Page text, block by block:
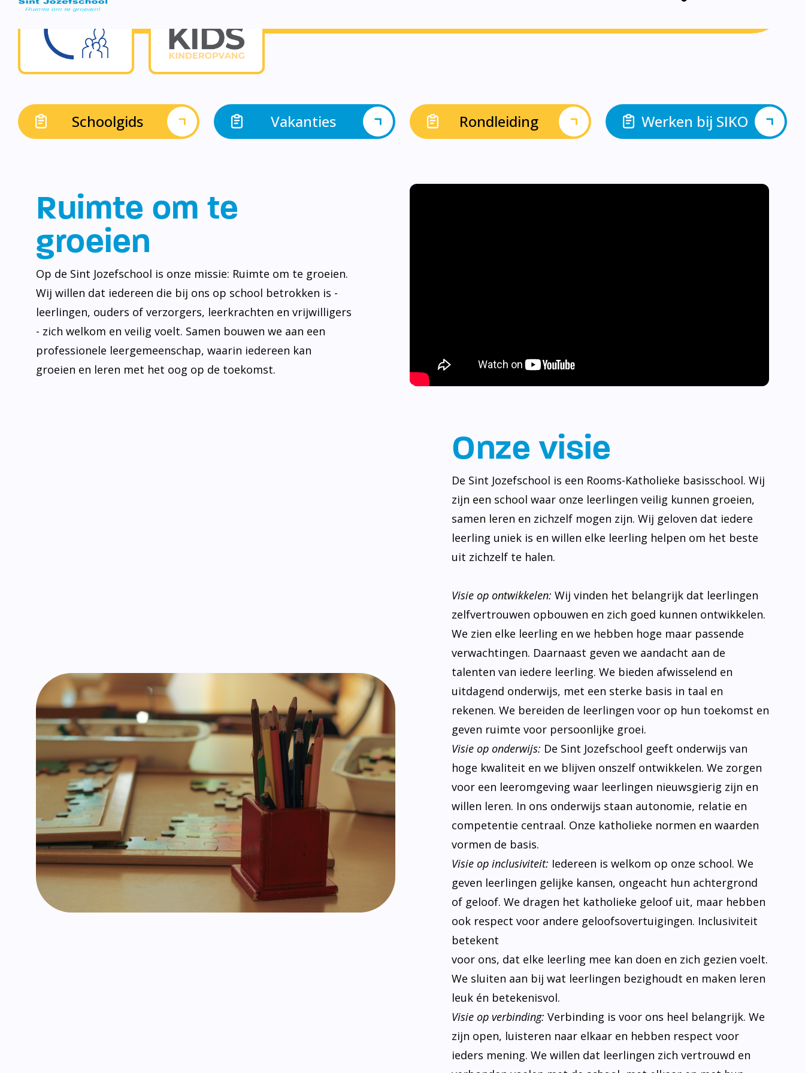
Schoolgids Vakanties Rondleiding Werken bij SIKO
Ruimte om te
groeien
Op de Sint Jozefschool is onze missie: Ruimte om te groeien.
Wij willen dat iedereen die bij ons op school betrokken is -
leerlingen, ouders of verzorgers, leerkrachten en vrijwilligers
- zich welkom en veilig voelt. Samen bouwen we aan een
professionele leergemeenschap, waarin iedereen kan
groeien en leren met het oog op de toekomst.
Onze visie
De Sint Jozefschool is een Rooms-Katholieke basisschool. Wij
zijn een school waar onze leerlingen veilig kunnen groeien,
samen leren en zichzelf mogen zijn. Wij geloven dat iedere
leerling uniek is en willen elke leerling helpen om het beste
uit zichzelf te halen.
Visie op ontwikkelen: Wij vinden het belangrijk dat leerlingen
zelfvertrouwen opbouwen en zich goed kunnen ontwikkelen.
We zien elke leerling en we hebben hoge maar passende
verwachtingen. Daarnaast geven we aandacht aan de
talenten van iedere leerling. We bieden afwisselend en
uitdagend onderwijs, met een sterke basis in taal en
rekenen. We bereiden de leerlingen voor op hun toekomst en
geven ruimte voor persoonlijke groei.
Visie op onderwijs: De Sint Jozefschool geeft onderwijs van
hoge kwaliteit en we blijven onszelf ontwikkelen. We zorgen
voor een leeromgeving waar leerlingen nieuwsgierig zijn en
willen leren. In ons onderwijs staan autonomie, relatie en
competentie centraal. Onze katholieke normen en waarden
vormen de basis.
Visie op inclusiviteit: Iedereen is welkom op onze school. We
geven leerlingen gelijke kansen, ongeacht hun achtergrond
of geloof. We dragen het katholieke geloof uit, maar hebben
ook respect voor andere geloofsovertuigingen. Inclusiviteit
betekent
voor ons, dat elke leerling mee kan doen en zich gezien voelt.
We sluiten aan bij wat leerlingen bezighoudt en maken leren
leuk én betekenisvol.
Visie op verbinding: Verbinding is voor ons heel belangrijk. We
zijn open, luisteren naar elkaar en hebben respect voor
ieders mening. We willen dat leerlingen zich vertrouwd en